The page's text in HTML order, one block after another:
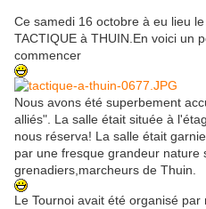
Ce samedi 16 octobre à eu lieu
TACTIQUE à THUIN.En voici un
commencer
Nous avons été superbement
alliés". La salle était située à
nous réserva! La salle était
par une fresque grandeur nature
grenadiers,marcheurs de Thuin.
Le Tournoi avait été organisé